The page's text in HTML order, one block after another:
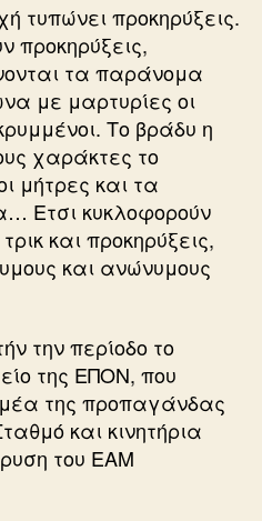
τυπώνει προκηρύξεις.
προκηρύξεις,
τα παράνομα
με μαρτυρίες οι
Το βράδυ η
χαράκτες το
μήτρες και τα
Ετσι κυκλοφορούν
και προκηρύξεις,
και ανώνυμους
την περίοδο το
της ΕΠΟΝ, που
της προπαγάνδας
και κινητήρια
του ΕΑΜ